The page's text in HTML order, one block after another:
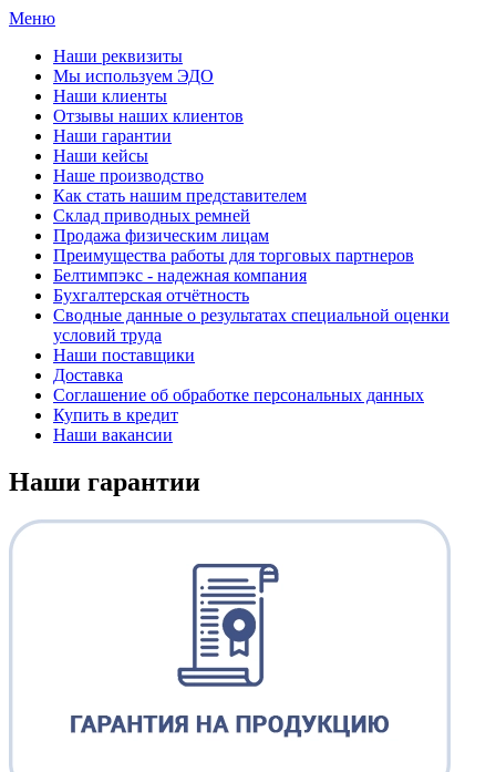
Меню
Наши реквизиты
Мы используем ЭДО
Наши клиенты
Отзывы наших клиентов
Наши гарантии
Наши кейсы
Наше производство
Как стать нашим представителем
Склад приводных ремней
Продажа физическим лицам
Преимущества работы для торговых партнеров
Белтимпэкс - надежная компания
Бухгалтерская отчётность
Сводные данные о результатах специальной оценки
условий труда
Наши поставщики
Доставка
Соглашение об обработке персональных данных
Купить в кредит
Наши вакансии
Наши гарантии